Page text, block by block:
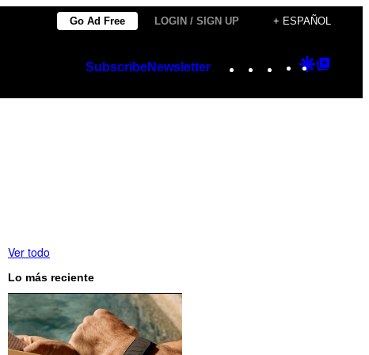
Go Ad Free LOGIN / SIGN UP + ESPAÑOL
SubscribeNewsletter Instagram
TikTok
YouTube
Google
Ver todo
Lo más reciente